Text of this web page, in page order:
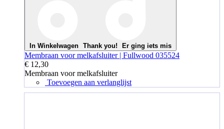
In Winkelwagen Thank you! Er ging iets mis
Membraan voor melkafsluiter | Fullwood 035524
€ 12,30
Membraan voor melkafsluiter
Toevoegen aan verlanglijst